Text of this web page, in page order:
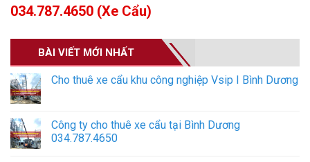
034.787.4650 (Xe Cẩu)
BÀI VIẾT MỚI NHẤT
Cho thuê xe cẩu khu công nghiệp Vsip I Bình Dương
Công ty cho thuê xe cẩu tại Bình Dương
034.787.4650